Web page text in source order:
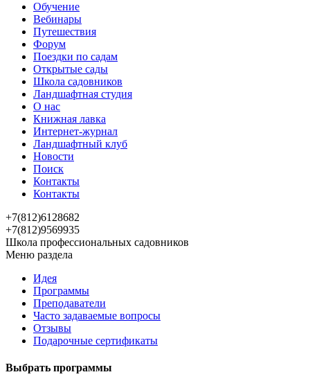
Обучение
Вебинары
Путешествия
Форум
Поездки по садам
Открытые сады
Школа садовников
Ландшафтная студия
О нас
Книжная лавка
Интернет-журнал
Ландшафтный клуб
Новости
Поиск
Контакты
Контакты
+7(812)6128682
+7(812)9569935
Школа профессиональных садовников
Меню раздела
Идея
Программы
Преподаватели
Часто задаваемые вопросы
Отзывы
Подарочные сертификаты
Выбрать программы